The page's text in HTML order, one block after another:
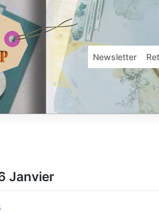
Newsletter
Janvier